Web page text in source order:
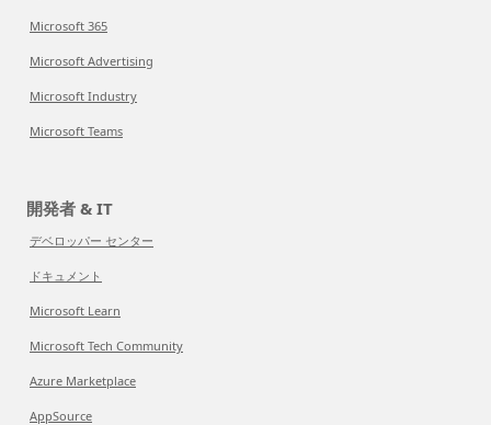
Microsoft 365
Microsoft Advertising
Microsoft Industry
Microsoft Teams
開発者 & IT
デベロッパー センター
ドキュメント
Microsoft Learn
Microsoft Tech Community
Azure Marketplace
AppSource